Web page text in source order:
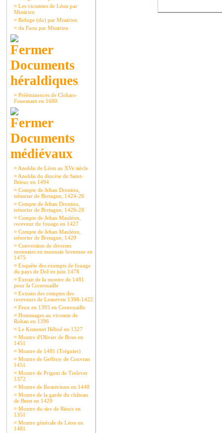
¤ Les vicomtes de Léon par
Missirien
¤ Refuge (du) par Missirien
¤ du Faou par Missirien
Documents
héraldiques
¤ Prééminences de Clohars-
Fouesnant en 1680
Documents
médiévaux
¤ Anoblis de Léon au XVe siècle
¤ Anoblis du diocèse de Saint-
Brieuc en 1494
¤ Compte de Jehan Droniou,
trésorier de Bretagne, 1424-26
¤ Compte de Jehan Droniou,
trésorier de Bretagne, 1426-28
¤ Compte de Jehan Mauléon,
receveur du fouage en 1427
¤ Compte de Jehan Mauléon,
trésorier de Bretagne, 1429
¤ Conversion de diverses
monnaies en monnaie bretonne en
1475
¤ Enquête des exempts de fouage
du pays de Dol en juin 1478.
¤ Extrait de la montre de 1481
pour la Cornouaille
¤ Extraits des comptes des
receveurs de Lesneven 1398-1422
¤ Feux en 1395 en Cornouaille
¤ Hommages au vicomte de
Rohan en 1396
¤ Le Kemenet Héboé en 1327
¤ Montre d'Olivier de Bron en
1451
¤ Montre de 1481 (Tréguier)
¤ Montre de Geffroy de Couvran
1451
¤ Montre de Prigent de Trelever
1372
¤ Montre de Rosnivinen en 1448
¤ Montre de la garde du château
de Brest en 1420
¤ Montre du sire de Rieux en
1351
¤ Montre générale de Léon en
1481